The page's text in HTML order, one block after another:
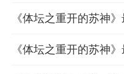
《体坛之重开的苏神